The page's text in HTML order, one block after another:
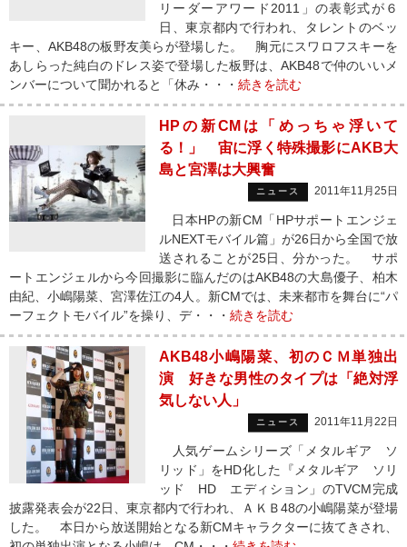
リーダーアワード2011」の表彰式が６
日、東京都内で行われ、タレントのベッ
キー、AKB48の板野友美らが登場した。 胸元にスワロフスキーを
あしらった純白のドレス姿で登場した板野は、AKB48で仲のいいメ
ンバーについて聞かれると「休み・・・ 続きを読む
HPの新CMは「めっちゃ浮いて
る！」 宙に浮く特殊撮影にAKB大
島と宮澤は大興奮
ニュース 2011年11月25日
日本HPの新CM「HPサポートエンジェ
ルNEXTモバイル篇」が26日から全国で放
送されることが25日、分かった。 サポ
ートエンジェルから今回撮影に臨んだのはAKB48の大島優子、柏木
由紀、小嶋陽菜、宮澤佐江の4人。新CMでは、未来都市を舞台に“パ
ーフェクトモバイル”を操り、デ・・・ 続きを読む
AKB48小嶋陽菜、初のＣＭ単独出
演 好きな男性のタイプは「絶対浮
気しない人」
ニュース 2011年11月22日
人気ゲームシリーズ「メタルギア ソ
リッド」をHD化した『メタルギア ソリ
ッド HD エディション」のTVCM完成
披露発表会が22日、東京都内で行われ、ＡＫＢ48の小嶋陽菜が登場
した。 本日から放送開始となる新CMキャラクターに抜てきされ、